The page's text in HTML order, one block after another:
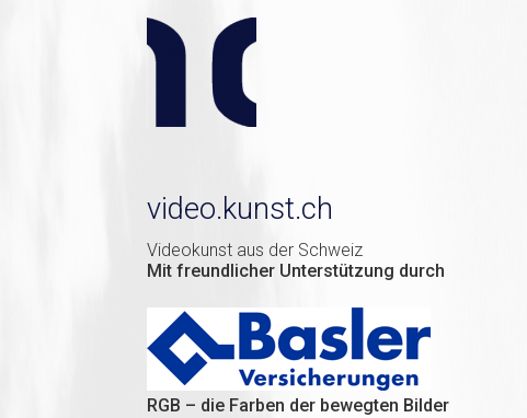
video.kunst.ch
Videokunst aus der Schweiz
Mit freundlicher Unterstützung durch
RGB – die Farben der bewegten Bilder